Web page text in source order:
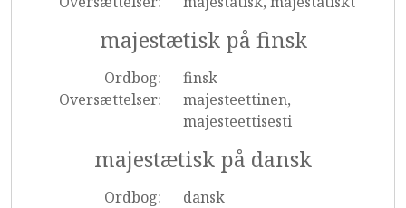
majestætisk på finsk
Ordbog:
finsk
Oversættelser:
majesteettinen,
majesteettisesti
majestætisk på dansk
Ordbog:
dansk